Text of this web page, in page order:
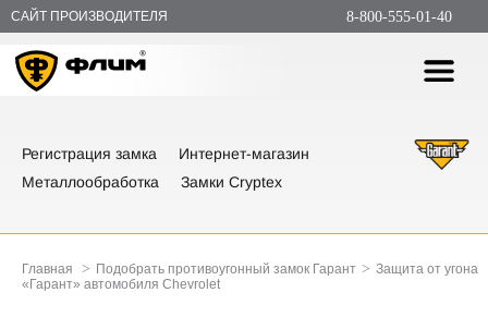
САЙТ ПРОИЗВОДИТЕЛЯ 8-800-555-01-40
Регистрация замка
Интернет-магазин
Металлообработка
Замки Cryptex
Главная > Подобрать противоугонный замок Гарант > Защита от угона
«Гарант» автомобиля Chevrolet